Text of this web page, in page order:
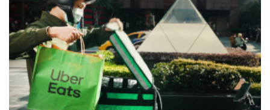
出3張千萬特別獎、3張200萬特獎、3張雲端發票專屬獎100萬，共
有9名幸運兒；其中一人只花39元就中1千萬元、200萬特獎更「只
花6元」。其中有個大亮點是，位在台北市中正區的「臺醫東」門
市，開出一張千萬大獎，以及雲端發票專屬獎100萬！全家也有7位
幸運兒抱回大獎，消費門市橫跨新北、宜蘭、桃園、新竹、台中、
台南及屏東；其中特別獎1千萬開出2組，獎落屏東愛園店、冬山義
成店，幸運兒最少只花39元買2瓶茶飲。全聯則開出1張千萬、1張
200萬，分別在台中向上門市以及台北文山興隆門市。114年11-12